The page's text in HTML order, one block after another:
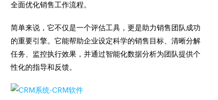
全面优化销售工作流程。
简单来说，它不仅是一个评估工具，更是助力销售团队成功
的重要引擎。它能帮助企业设定科学的销售目标、清晰分解
任务、监控执行效果，并通过智能化数据分析为团队提供个
性化的指导和反馈。